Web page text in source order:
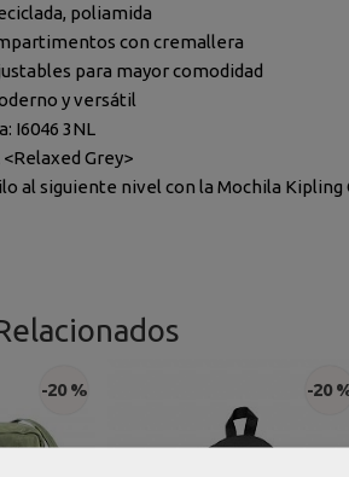
poliamida
con cremallera
para mayor comodidad
y versátil
I6046 3NL
Grey>
al siguiente nivel con la Mochila Kipling
-20 % -20